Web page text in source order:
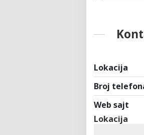
Lokacija
Broj
Web sajt
Lokacija